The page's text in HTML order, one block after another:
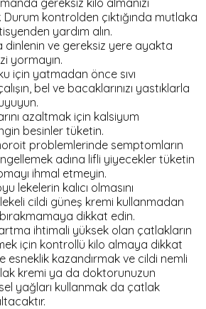
kontrolden çıktığında mutlaka
yardım alın.
dinlenin ve gereksiz yere ayakta
yormayın.
için yatmadan önce sıvı
bel ve bacaklarınızı yastıklarla
azaltmak için kalsiyum
besinler tüketin.
problemlerinde semptomların
adına lifli yiyecekler tüketin
ihmal etmeyin.
lekelerin kalıcı olmasını
cildi güneş kremi kullanmadan
dikkat edin.
ihtimali yüksek olan çatlakların
için kontrollü kilo almaya dikkat
esneklik kazandırmak ve cildi nemli
kremi ya da doktorunuzun
yağları kullanmak da çatlak